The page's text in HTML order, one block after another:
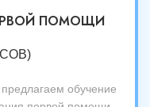
ПОМОЩИ
обучение